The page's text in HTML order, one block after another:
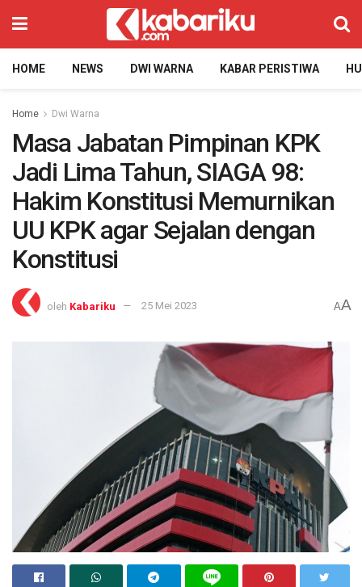
HOME NEWS DWI WARNA KABAR PERISTIWA
Home Dwi Warna
Masa Jabatan Pimpinan KPK
Jadi Lima Tahun, SIAGA 98:
Hakim Konstitusi Memurnikan
UU KPK agar Sejalan dengan
Konstitusi
oleh Kabariku 25 Mei 2023 AA